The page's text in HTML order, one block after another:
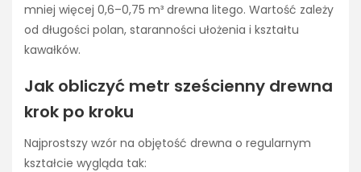
mniej więcej 0,6–0,75 m³ drewna litego. Wartość zależy
od długości polan, staranności ułożenia i kształtu
kawałków.
Jak obliczyć metr sześcienny drewna
krok po kroku
Najprostszy wzór na objętość drewna o regularnym
kształcie wygląda tak: